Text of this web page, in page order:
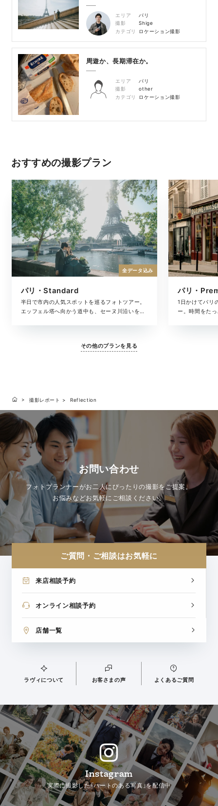
エリア
パリ
撮影
Shige
カテゴリ
ロケーション撮影
周遊か、長期滞在か。
エリア
パリ
撮影
other
カテゴリ
ロケーション撮影
おすすめの撮影プラン
パリ・Standard
半日で市内の人気スポットを巡るフォトツアー。
エッフェル塔へ向かう道中も、セーヌ川沿いを並
全データ込み
パリ・
1日かけてパリ
ー。時間をた
その他のプランを見る
撮影レポート Reflection
お問い合わせ
フォトプランナーがお二人にぴったりの撮影をご提案。
お悩みなどお気軽にご相談ください。
ご質問・ご相談はお気軽に
来店相談予約
オンライン相談予約
店舗一覧
ラヴィについて お客さまの声 よくあるご質問
Instagram
実際に撮影した「ハートのある写真」を配信中